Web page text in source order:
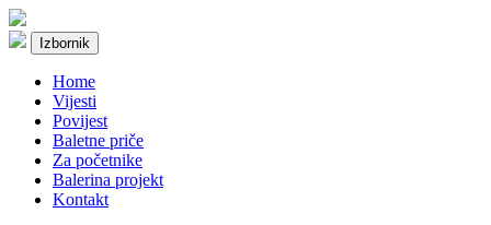
Izbornik
Home
Vijesti
Povijest
Baletne priče
Za početnike
Balerina projekt
Kontakt